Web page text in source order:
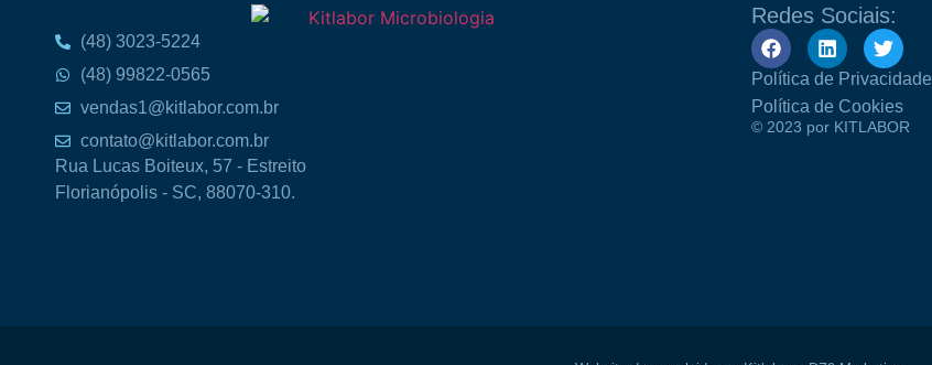
(48) 3023-5224
(48) 99822-0565
vendas1@kitlabor.com.br
contato@kitlabor.com.br
Rua Lucas Boiteux, 57 - Estreito
Florianópolis - SC, 88070-310.
Redes Sociais:
Política de Privacidade
Política de Cookies
© 2023 por KITLABOR